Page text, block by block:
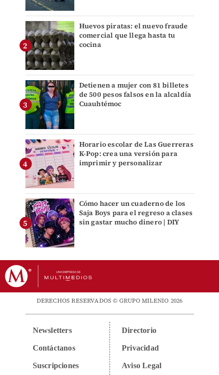
Huevos piratas: el nuevo fraude
comercial que llega hasta tu
cocina
Detienen a mujer con 81 billetes
de 500 pesos falsos en la alcaldía
Cuauhtémoc
Horario escolar de Las Guerreras
K-Pop: crea una versión para
imprimir y personalizar
Cómo hacer un cuaderno de los
Saja Boys para el regreso a clases
sin gastar mucho dinero | DIY
DERECHOS RESERVADOS © GRUPO MILENIO 2026
Newsletters
Contáctanos
Suscripciones
Directorio
Privacidad
Aviso Legal